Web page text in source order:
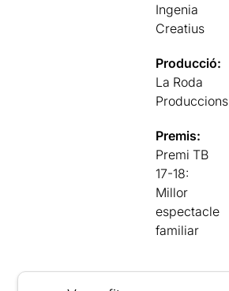
Ingenia
Creatius
Producció:
La Roda
Produccions
Premis:
Premi TB
17-18:
Millor
espectacle
familiar